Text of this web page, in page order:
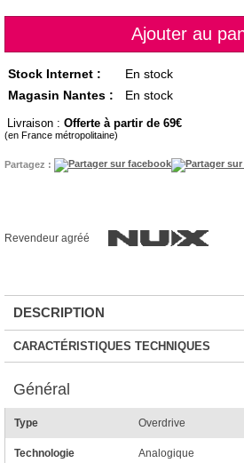
Stock Internet :
En stock
Magasin Nantes :
En stock
Livraison : Offerte à partir de 69
(en France métropolitaine)
Partagez :
Revendeur agréé
DESCRIPTION
CARACTÉRISTIQUES TECHNIQUES
Général
Type Overdrive
Technologie Analogique